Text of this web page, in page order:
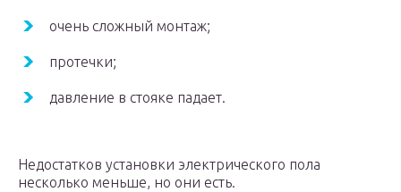
очень сложный монтаж;
протечки;
давление в стояке падает.
Недостатков установки электрического пола
несколько меньше, но они есть.